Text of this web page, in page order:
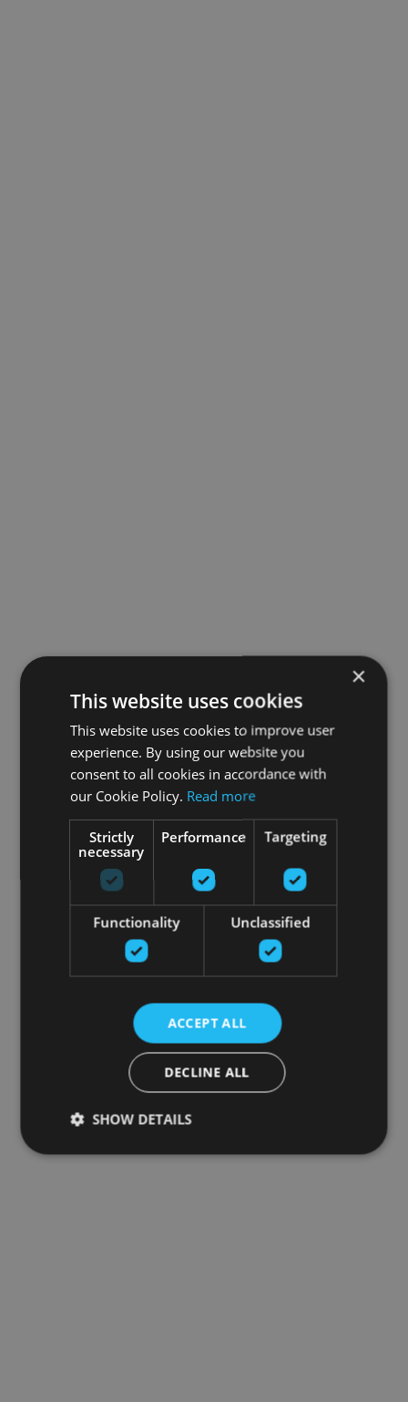
×
This website uses cookies
This website uses cookies to improve user
experience. By using our website you
consent to all cookies in accordance with
our Cookie Policy. Read more
Strictly
necessary
Performance Targeting
Functionality Unclassified
ACCEPT ALL
DECLINE ALL
SHOW DETAILS